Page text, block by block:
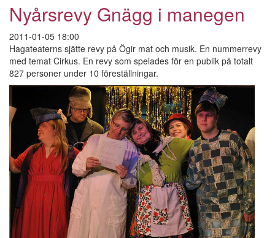
Nyårsrevy Gnägg i manegen
2011-01-05 18:00
Hagateaterns sjätte revy på Ögir mat och musik. En nummerrevy
med temat Cirkus. En revy som spelades för en publik på totalt
827 personer under 10 föreställningar.